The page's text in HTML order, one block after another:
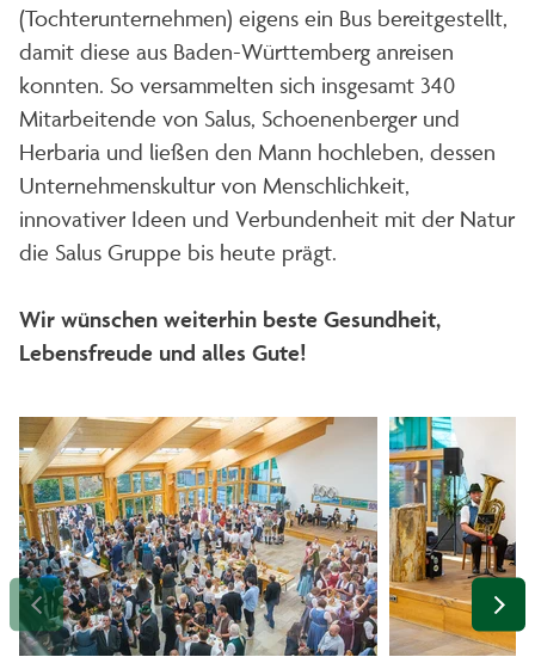
(Tochterunternehmen) eigens ein Bus bereitgestellt,
damit diese aus Baden-Württemberg anreisen
konnten. So versammelten sich insgesamt 340
Mitarbeitende von Salus, Schoenenberger und
Herbaria und ließen den Mann hochleben, dessen
Unternehmenskultur von Menschlichkeit,
innovativer Ideen und Verbundenheit mit der Natur
die Salus Gruppe bis heute prägt.
Wir wünschen weiterhin beste Gesundheit,
Lebensfreude und alles Gute!